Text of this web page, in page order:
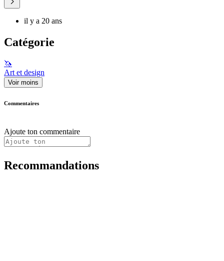
il y a 20 ans
Catégorie
🦄
Art et design
Voir moins
Commentaires
Ajoute ton commentaire
Recommandations